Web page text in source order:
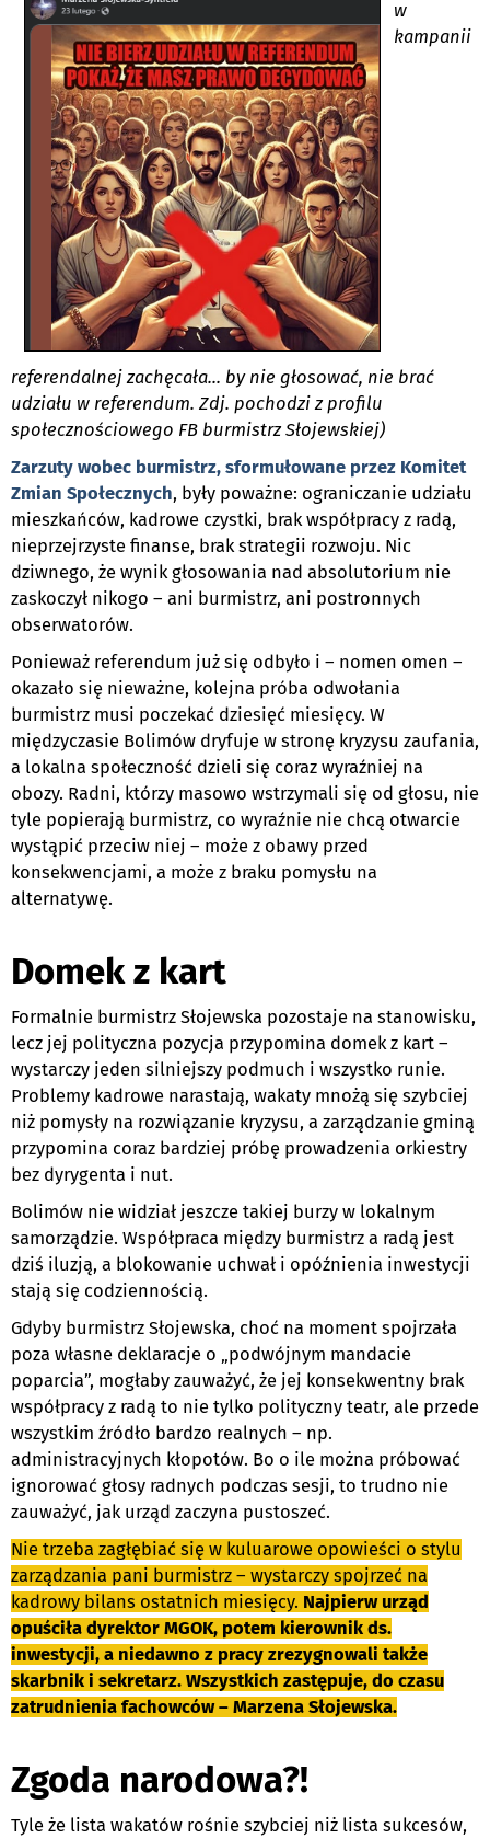
w
kampanii
referendalnej zachęcała... by nie głosować, nie brać
udziału w referendum. Zdj. pochodzi z profilu
społecznościowego FB burmistrz Słojewskiej)
Zarzuty wobec burmistrz, sformułowane przez Komitet
Zmian Społecznych, były poważne: ograniczanie udziału
mieszkańców, kadrowe czystki, brak współpracy z radą,
nieprzejrzyste finanse, brak strategii rozwoju. Nic
dziwnego, że wynik głosowania nad absolutorium nie
zaskoczył nikogo – ani burmistrz, ani postronnych
obserwatorów.
Ponieważ referendum już się odbyło i – nomen omen –
okazało się nieważne, kolejna próba odwołania
burmistrz musi poczekać dziesięć miesięcy. W
międzyczasie Bolimów dryfuje w stronę kryzysu zaufania,
a lokalna społeczność dzieli się coraz wyraźniej na
obozy. Radni, którzy masowo wstrzymali się od głosu, nie
tyle popierają burmistrz, co wyraźnie nie chcą otwarcie
wystąpić przeciw niej – może z obawy przed
konsekwencjami, a może z braku pomysłu na
alternatywę.
Domek z kart
Formalnie burmistrz Słojewska pozostaje na stanowisku,
lecz jej polityczna pozycja przypomina domek z kart –
wystarczy jeden silniejszy podmuch i wszystko runie.
Problemy kadrowe narastają, wakaty mnożą się szybciej
niż pomysły na rozwiązanie kryzysu, a zarządzanie gminą
przypomina coraz bardziej próbę prowadzenia orkiestry
bez dyrygenta i nut.
Bolimów nie widział jeszcze takiej burzy w lokalnym
samorządzie. Współpraca między burmistrz a radą jest
dziś iluzją, a blokowanie uchwał i opóźnienia inwestycji
stają się codziennością.
Gdyby burmistrz Słojewska, choć na moment spojrzała
poza własne deklaracje o „podwójnym mandacie
poparcia”, mogłaby zauważyć, że jej konsekwentny brak
współpracy z radą to nie tylko polityczny teatr, ale przede
wszystkim źródło bardzo realnych – np.
administracyjnych kłopotów. Bo o ile można próbować
ignorować głosy radnych podczas sesji, to trudno nie
zauważyć, jak urząd zaczyna pustoszeć.
Nie trzeba zagłębiać się w kuluarowe opowieści o stylu
zarządzania pani burmistrz – wystarczy spojrzeć na
kadrowy bilans ostatnich miesięcy. Najpierw urząd
opuściła dyrektor MGOK, potem kierownik ds.
inwestycji, a niedawno z pracy zrezygnowali także
skarbnik i sekretarz. Wszystkich zastępuje, do czasu
zatrudnienia fachowców – Marzena Słojewska.
Zgoda narodowa?!
Tyle że lista wakatów rośnie szybciej niż lista sukcesów,